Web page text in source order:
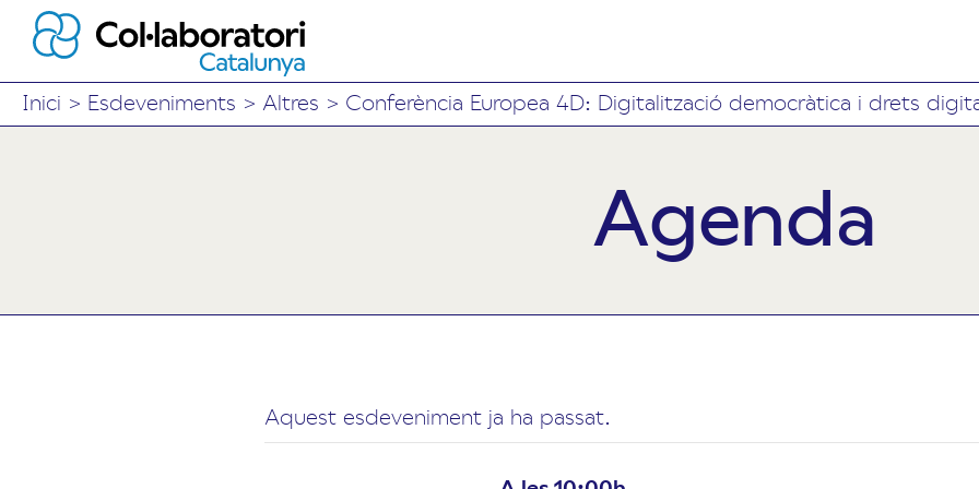
Inici > Esdeveniments > Altres > Conferència Europea 4D: Digitalització democràtica i drets
Agenda
Aquest esdeveniment ja ha passat.